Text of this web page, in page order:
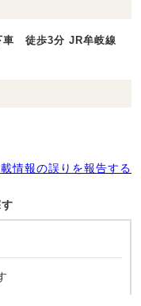
車 徒歩3分 JR牟岐線
情報の誤りを報告する